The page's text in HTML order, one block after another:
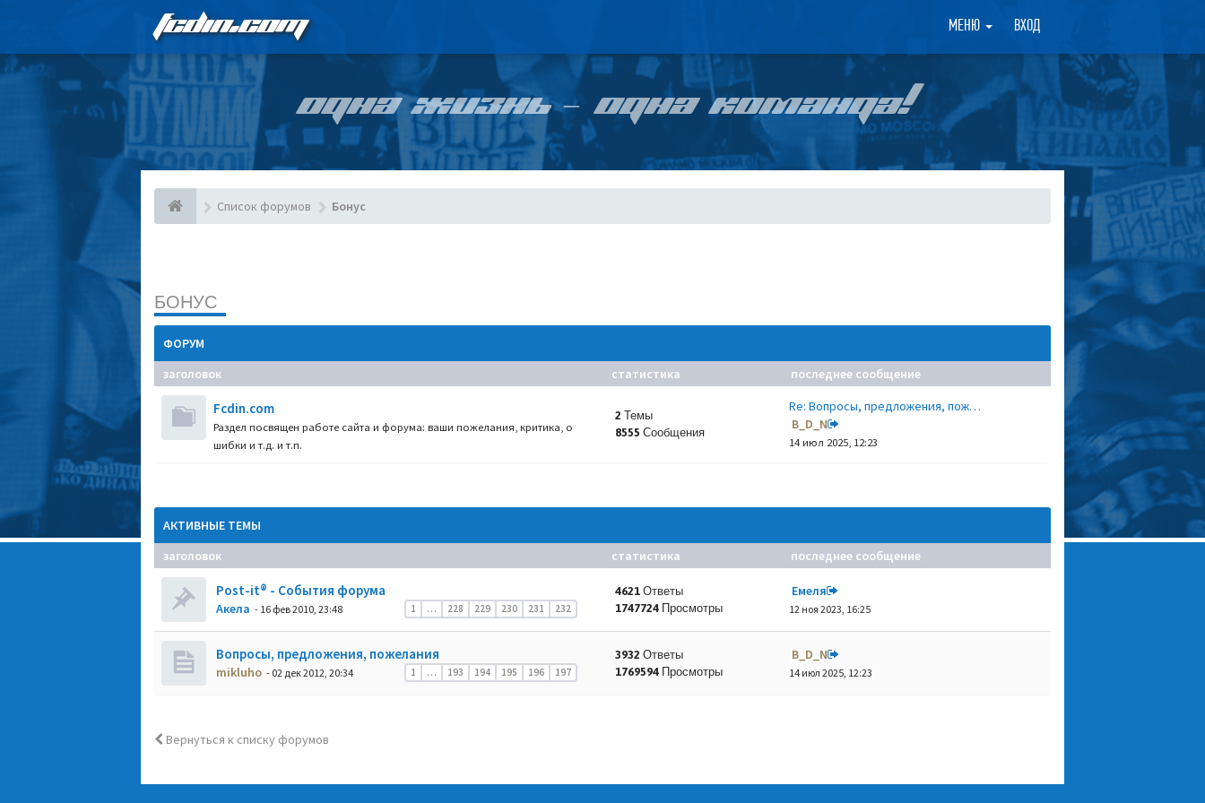
FCDIN.COM МЕНЮ ВХОД ×
ОДНА ЖИЗНЬ – ОДНА КОМАНДА!
Список форумов Бонус
БОНУС
ФОРУМ
заголовок
статистика последнее сообщение
Fcdin.com
Раздел посвящен работе сайта и форума: ваши пожелания, критика, о
шибки и т.д. и т.п.
2 Темы
8555 Сообщения
Re: Вопросы, предложения, пож…
B_D_N
14 июл 2025, 12:23
АКТИВНЫЕ ТЕМЫ
заголовок
статистика последнее сообщение
Post-it® - События форума
1 … 228 229 230 231 232
Акела - 16 фев 2010, 23:48
4621 Ответы
1747724 Просмотры
Емеля
12 ноя 2023, 16:25
Вопросы, предложения, пожелания
1 … 193 194 195 196 197
mikluho - 02 дек 2012, 20:34
3932 Ответы
1769594 Просмотры
B_D_N
14 июл 2025, 12:23
Вернуться к списку форумов